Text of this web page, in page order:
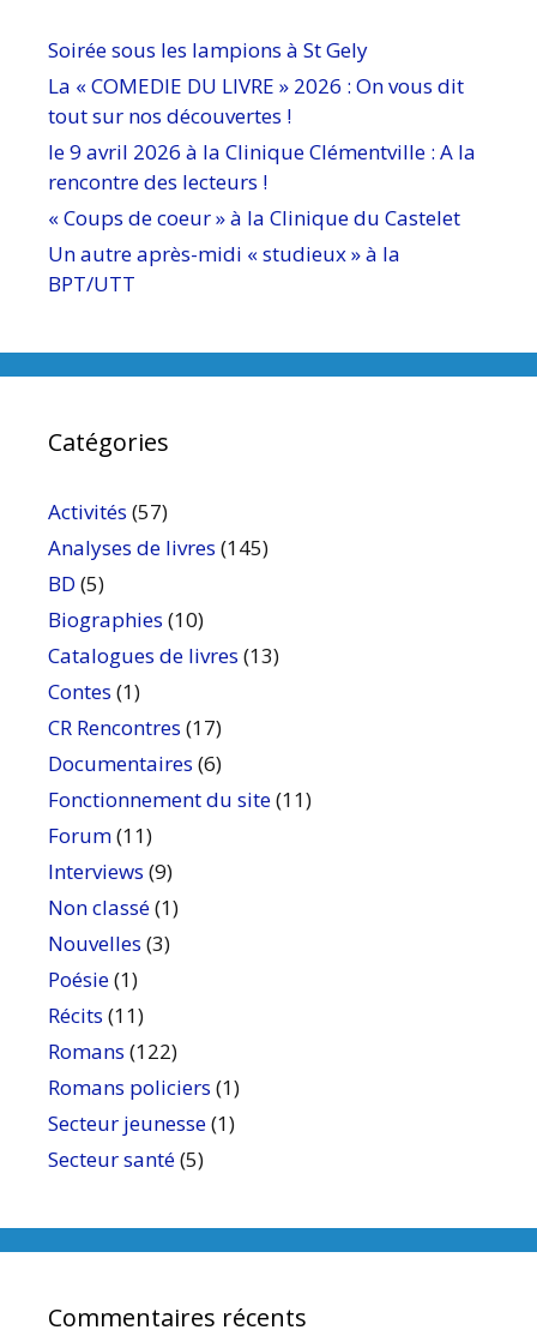
Soirée sous les lampions à St Gely
La « COMEDIE DU LIVRE » 2026 : On vous dit
tout sur nos découvertes !
le 9 avril 2026 à la Clinique Clémentville : A la
rencontre des lecteurs !
« Coups de coeur » à la Clinique du Castelet
Un autre après-midi « studieux » à la
BPT/UTT
Catégories
Activités (57)
Analyses de livres (145)
BD (5)
Biographies (10)
Catalogues de livres (13)
Contes (1)
CR Rencontres (17)
Documentaires (6)
Fonctionnement du site(11)
Forum(11)
Interviews (9)
Non classé(1)
Nouvelles (3)
Poésie(1)
Récits (11)
Romans (122)
Romans policiers (1)
Secteur jeunesse(1)
Secteur santé(5)
Commentaires récents